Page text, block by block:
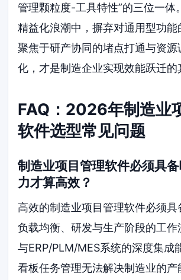
管理颗粒度-工具特性”的三位一体
精益化浪潮中，摒弃对通用型功能
聚焦于研产协同的堵点打通与资
化，才是制造企业实现效能跃迁的
FAQ：2026年制造业
软件选型常见问题
制造业项目管理软件必须具
力才算高效？
高效的制造业项目管理软件必须
负载均衡、研发与生产阶段的工作
与ERP/PLM/MES系统的深度集成
看板任务管理无法解决制造业的